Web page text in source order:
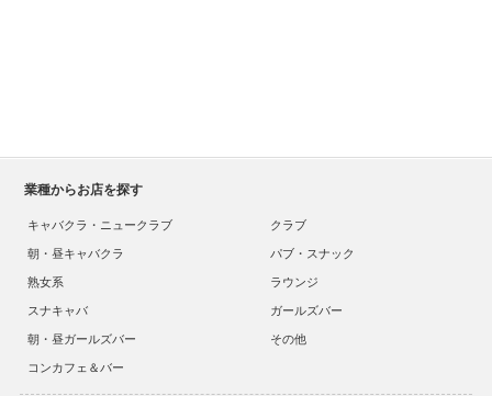
業種からお店を探す
キャバクラ・ニュークラブ
クラブ
朝・昼キャバクラ
パブ・スナック
熟女系
ラウンジ
スナキャバ
ガールズバー
朝・昼ガールズバー
その他
コンカフェ＆バー